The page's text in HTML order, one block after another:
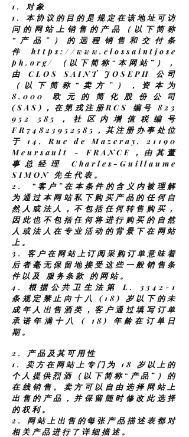
1. 对象
1.
本协议的目的是规定在该地址可访
问的网站上销售的产品（以下简称
“产品”）的远程销售和交付条
件
https://www.clossaintjose
ph.org/
（以下简称“本网站”），
由 CLOS SAINT JOSEPH 公司
（以下简称“卖方”），资本为
8,000 欧元的简化股份公司
(SAS)，在第戎注册RCS 编号 823
952 585，社区内增值税编号
FR74823952585，其注册办事处位
于 14, Rue de Mazeray, 21190
Meursault - FRANCE，由其董
事总经理 Charles-Guillaume
SIMON 先生代表。
2.
“客户”在本条件的含义内被理解
为通过本网站私下购买产品的任何自
然人或法人，不包括任何转售购买，
因此也不包括任何将进行购买的自然
人或法人在专业活动的背景下在网站
上。
3. 客户在网站上订阅采购订单意味着
后者毫无保留地接受这些一般销售条
件以及
服务条款 的网站。
4. 根据公共卫生法第 L. 3342-1
条规定禁止向十八 (18) 岁以下的未
成年人出售酒类，客户通过填写订单
承诺年满十八 ( 18) 年龄在订单日
期。
2. 产品及其可用性
1.
卖方在网站上专门为 18 岁以上的
个人提供烈酒（以下简称“产品”）的
在线销售。卖方可以自由选择网站上
出售的产品，并保留随时修改此选择
的权利。
2.
网站上出售的每张产品描述表都对
相关产品进行了详细描述。